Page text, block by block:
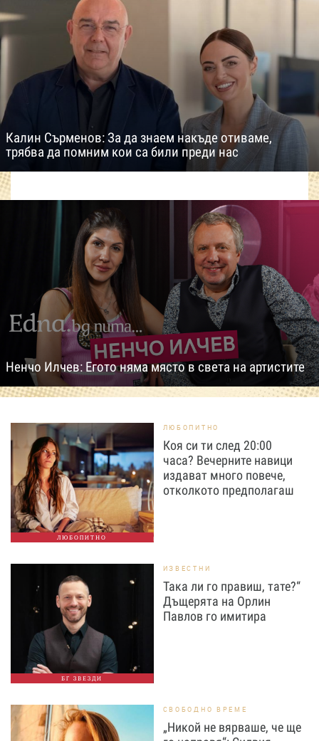
Калин Сърменов: За да знаем накъде отиваме,
трябва да помним кои са били преди нас
Ненчо Илчев: Егото няма място в света на артистите
ЛЮБОПИТНО
ЛЮБОПИТНО
Коя си ти след 20:00
часа? Вечерните навици
издават много повече,
отколкото предполагаш
БГ ЗВЕЗДИ
ИЗВЕСТНИ
Така ли го правиш, тате?“
Дъщерята на Орлин
Павлов го имитира
СВОБОДНО ВРЕМЕ
„Никой не вярваше, че ще